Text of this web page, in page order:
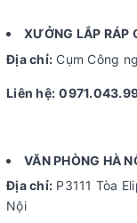
XƯỞNG LẮP RÁP
Địa chỉ: Cụm Công
Liên hệ:
VĂN PHÒNG HÀ
Địa chỉ: P3111 Tòa
Nội